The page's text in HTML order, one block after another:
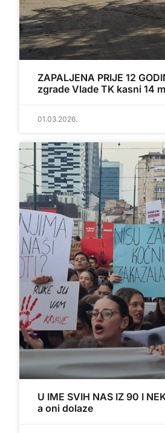
ZAPALJENA PRIJE 12
zgrade Vlade TK kasni 14
01.03.2026.
U IME SVIH NAS IZ 90 I
a oni dolaze